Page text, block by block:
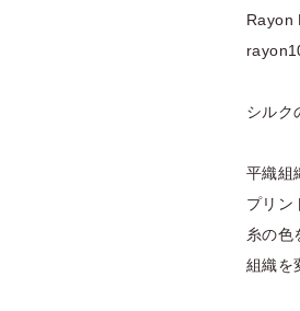
Rayon
シルク
平織組
プリン
糸の色
組織を